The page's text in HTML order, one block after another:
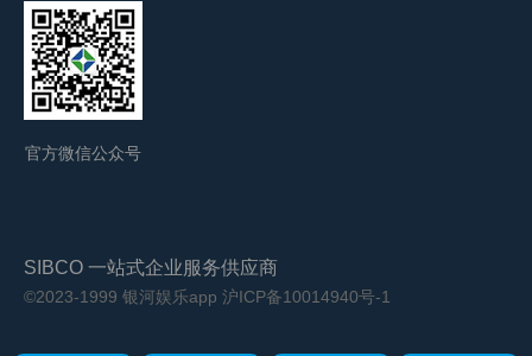
官方微信公众号
SIBCO 一站式企业服务供应商
©2023-1999 银河娱乐app 沪ICP备10014940号-1